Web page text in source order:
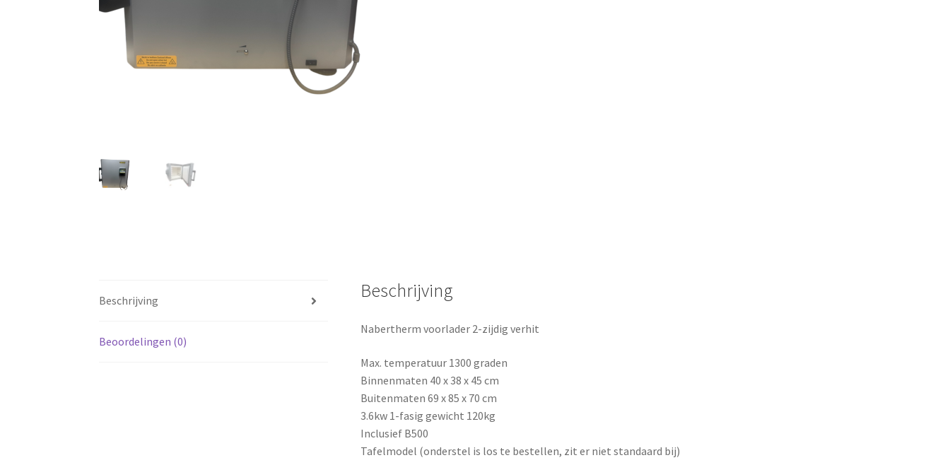
Beschrijving
Beoordelingen (0)
Beschrijving
Nabertherm voorlader 2-zijdig verhit
Max. temperatuur 1300 graden
Binnenmaten 40 x 38 x 45 cm
Buitenmaten 69 x 85 x 70 cm
3.6kw 1-fasig gewicht 120kg
Inclusief B500
Tafelmodel (onderstel is los te bestellen, zit er niet standaard bij)